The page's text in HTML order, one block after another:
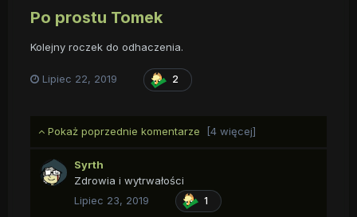
Po prostu Tomek
Kolejny roczek do odhaczenia.
Lipiec 22, 2019 2
Pokaż poprzednie komentarze [4 więcej]
Syrth
Zdrowia i wytrwałości
Lipiec 23, 2019
1